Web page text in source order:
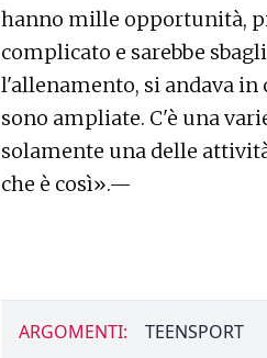
hanno mille opportunità,
complicato e sarebbe
l'allenamento, si andava in
sono ampliate. C'è una
solamente una delle
che è così».—
ARGOMENTI: TEENSPORT